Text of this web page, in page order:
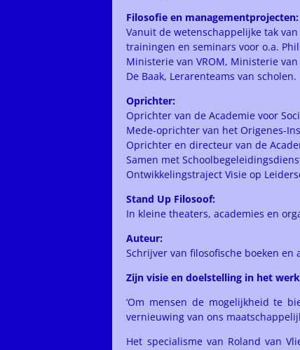
Filosofie en managementprojecten:
Vanuit de wetenschappelijke tak
trainingen en seminars voor o.a.
Ministerie van VROM, Ministerie
De Baak, Lerarenteams van scholen.
Oprichter:
Oprichter van de Academie voor
Mede-oprichter van het Origenes-
Oprichter en directeur van de
Samen met
Ontwikkelingstraject Visie op
Stand Up Filosoof:
In kleine theaters, academies en
Auteur:
Schrijver van filosofische boeken en
Zijn visie en doelstelling in het
‘Om mensen de mogelijkheid te
vernieuwing van ons
Het specialisme van Roland van